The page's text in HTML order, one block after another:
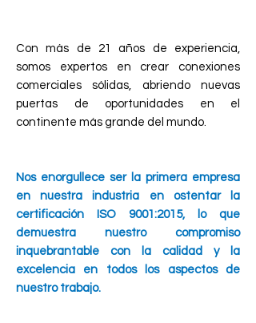
Con más de 21 años de experiencia,
somos expertos en crear conexiones
comerciales sólidas, abriendo nuevas
puertas de oportunidades en el
continente más grande del mundo.
Nos enorgullece ser la primera empresa
en nuestra industria en ostentar la
certificación ISO 9001:2015, lo que
demuestra nuestro compromiso
inquebrantable con la calidad y la
excelencia en todos los aspectos de
nuestro trabajo.